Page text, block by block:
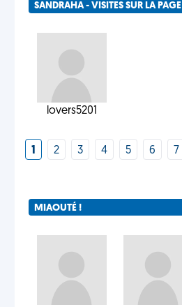
SANDRAHA - VISITES SUR LA PAGE
lovers5201
1 2 3 4 5 6 7
MIAOUTÉ !